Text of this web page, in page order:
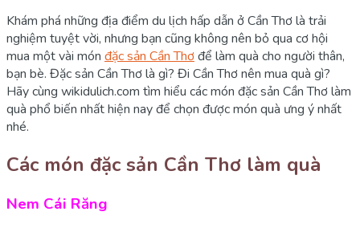
Khám phá những địa điểm du lịch hấp dẫn ở Cần Thơ là trải
nghiệm tuyệt vời, nhưng bạn cũng không nên bỏ qua cơ hội
mua một vài món đặc sản Cần Thơđể làm quà cho người thân,
bạn bè. Đặc sản Cần Thơ là gì? Đi Cần Thơ nên mua quà gì?
Hãy cùng wikidulich.com tìm hiểu các món đặc sản Cần Thơ làm
quà phổ biến nhất hiện nay để chọn được món quà ưng ý nhất
nhé.
Các món đặc sản Cần Thơ làm quà
Nem Cái Răng